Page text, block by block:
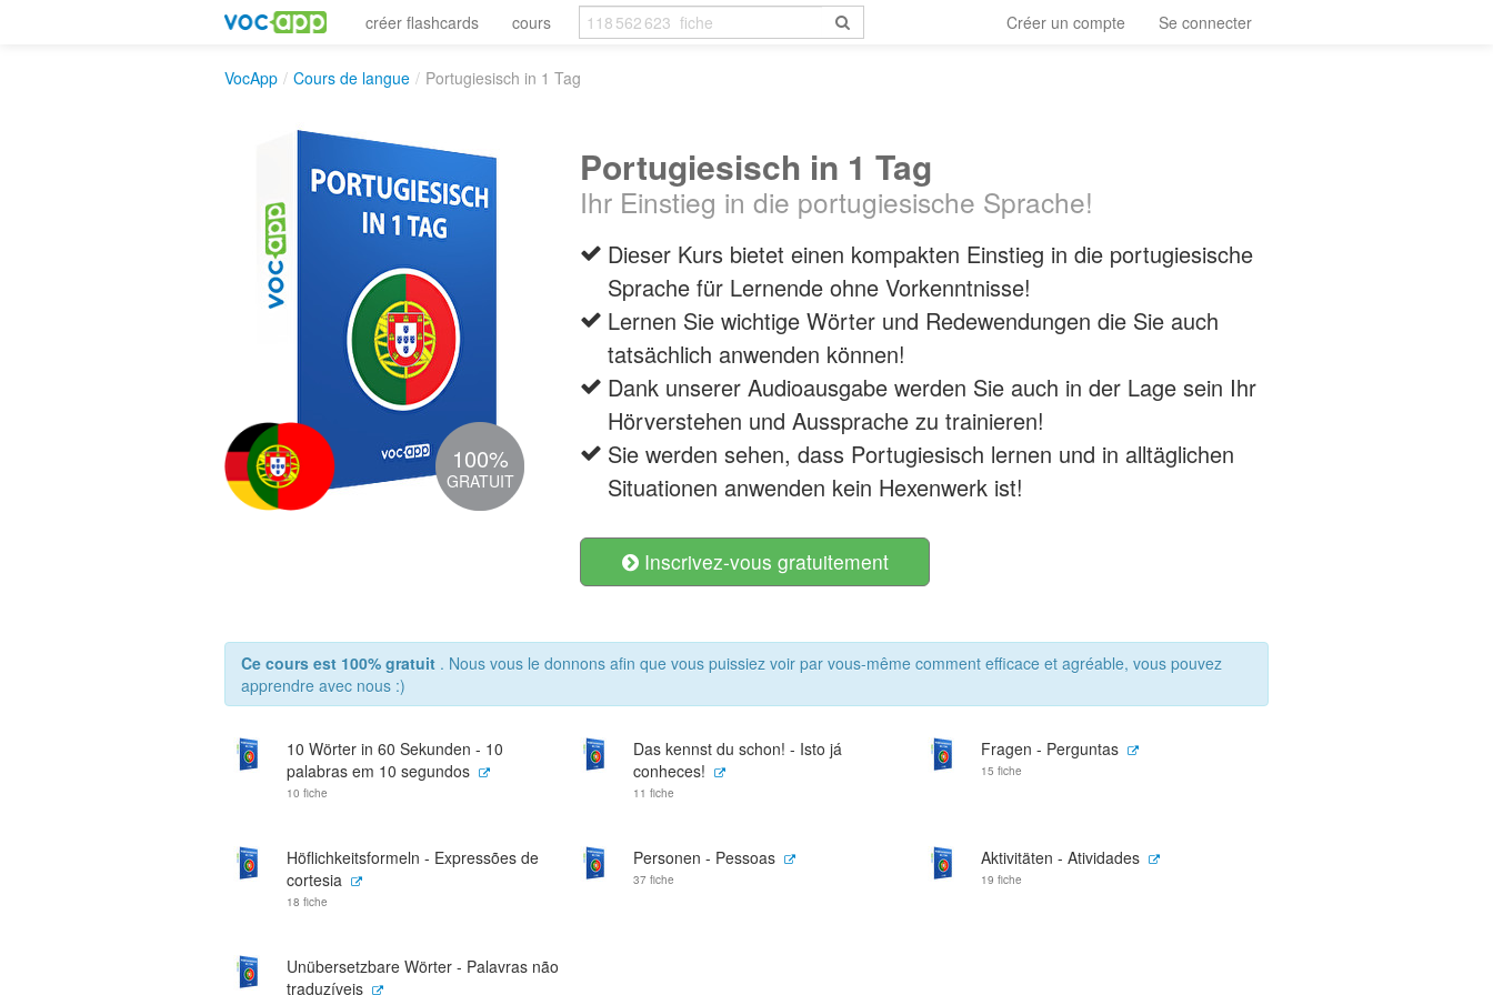
créer flashcards cours Créer un compte Se connecter
VocApp / Cours de langue / Portugiesisch in 1 Tag
100%
GRATUIT
Portugiesisch in 1 Tag
Ihr Einstieg in die portugiesische Sprache!
Diеser Kurs bietet einen kompakten Einstieg in die portugiesische
Sprache für Lernende ohne Vorkenntnisse!
Lernen Sie wichtige Wörter und Redewendungen die Sie auch
tatsächlich anwenden können!
Dank unserer Audioausgabe werden Sie auch in der Lage sein Ihr
Hörverstehen und Aussprache zu trainieren!
Sie werden sehen, dass Portugiesisch lernen und in alltäglichen
Situationen anwenden kein Hexenwerk ist!
Inscrivez-vous gratuitement
Ce cours est 100% gratuit . Nous vous le donnons afin que vous puissiez voir par vous-même comment efficace et agréable, vous pouvez
apprendre avec nous :)
10 Wörter in 60 Sekunden - 10
palabras em 10 segundos
10 fiche
Das kennst du schon! - Isto já
conheces!
11 fiche
Fragen - Perguntas
15 fiche
Höflichkeitsformeln - Expressões de
cortesia
18 fiche
Personen - Pessoas
37 fiche
Aktivitäten - Atividades
19 fiche
Unübersetzbare Wörter - Palavras não
traduzíveis